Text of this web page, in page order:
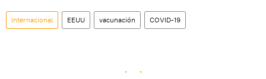
Internacional EEUU vacunación COVID-19